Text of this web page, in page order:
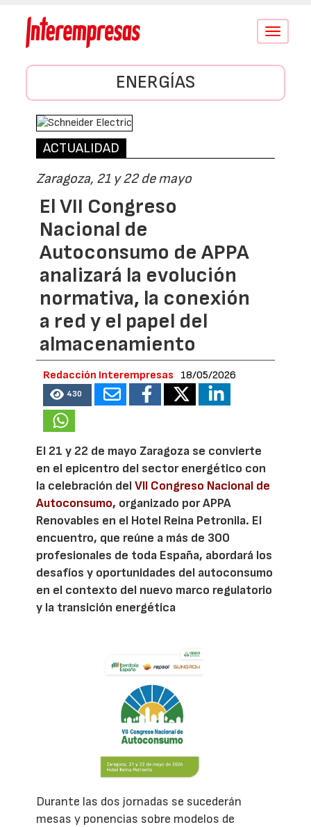
Conmutar
ENERGÍAS
ACTUALIDAD
Zaragoza, 21 y 22 de mayo
El VII Congreso
Nacional de
Autoconsumo de APPA
analizará la evolución
normativa, la conexión
a red y el papel del
almacenamiento
Redacción Interempresas 18/05/2026
430
El 21 y 22 de mayo Zaragoza se convierte
en el epicentro del sector energético con
la celebración delVII Congreso Nacional de
Autoconsumo, organizado por APPA
Renovables en el Hotel Reina Petronila. El
encuentro, que reúne a más de 300
profesionales de toda España, abordará los
desafíos y oportunidades del autoconsumo
en el contexto del nuevo marco regulatorio
y la transición energética
Durante las dos jornadas se sucederán
mesas y ponencias sobre modelos de